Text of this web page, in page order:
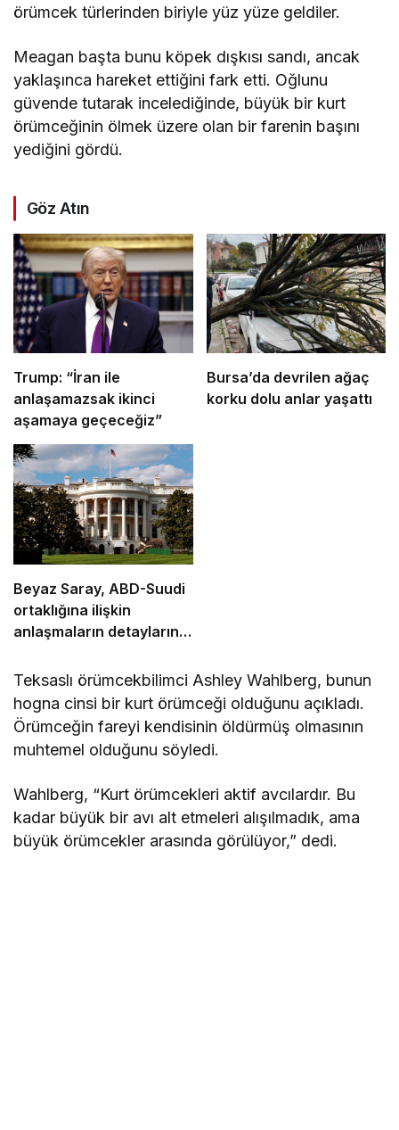
örümcek türlerinden biriyle yüz yüze geldiler.
Meagan başta bunu köpek dışkısı sandı, ancak
yaklaşınca hareket ettiğini fark etti. Oğlunu
güvende tutarak incelediğinde, büyük bir kurt
örümceğinin ölmek üzere olan bir farenin başını
yediğini gördü.
Göz Atın
Trump: “İran ile
anlaşamazsak ikinci
aşamaya geçeceğiz”
Bursa’da devrilen ağaç
korku dolu anlar yaşattı
Beyaz Saray, ABD-Suudi
ortaklığına ilişkin
anlaşmaların detaylarını
Teksaslı örümcekbilimci Ashley Wahlberg, bunun
hogna cinsi bir kurt örümceği olduğunu açıkladı.
Örümceğin fareyi kendisinin öldürmüş olmasının
muhtemel olduğunu söyledi.
Wahlberg, “Kurt örümcekleri aktif avcılardır. Bu
kadar büyük bir avı alt etmeleri alışılmadık, ama
büyük örümcekler arasında görülüyor,” dedi.